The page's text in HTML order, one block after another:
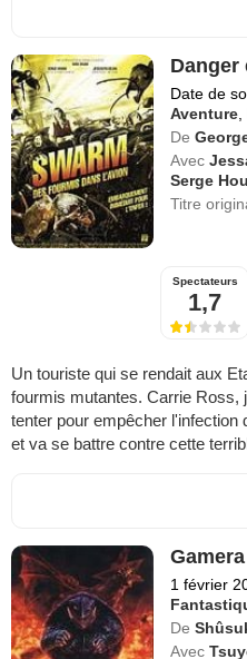
Danger
Date de
Aventure
De
Avec
Serge
Titre
Spectateurs
1,7
Un touriste qui se rendait aux
fourmis mutantes. Carrie Ross,
tenter pour empêcher l'infection
et va se battre contre cette
1 février
De
Avec